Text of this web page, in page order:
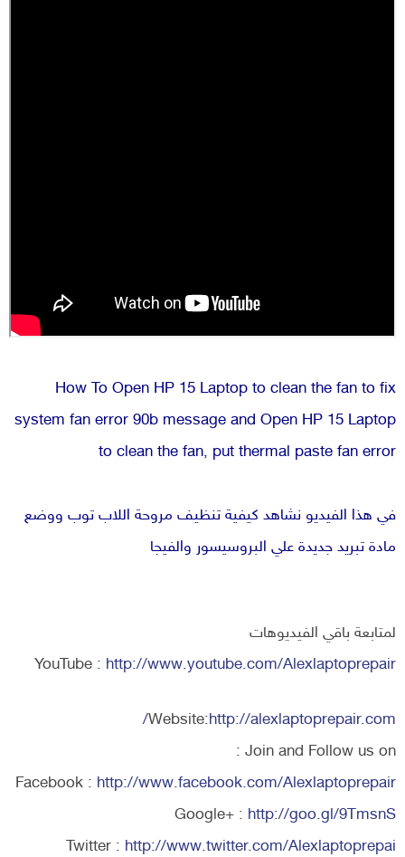
How To Open HP 15 Laptop to clean the fan to fix
system fan error 90b message and Open HP 15 Laptop
to clean the fan, put thermal paste fan error
في هذا الفيديو نشاهد كيفية تنظيف مروحة اللاب توب ووضع
مادة تبريد جديدة علي البروسيسور والفيجا
لمتابعة باقي الفيديوهات
YouTube : http://www.youtube.com/Alexlaptoprepair
Website:http://alexlaptoprepair.com/
Join and Follow us on :
Facebook : http://www.facebook.com/Alexlaptoprepair
Google+ : http://goo.gl/9TmsnS
Twitter : http://www.twitter.com/Alexlaptoprepai